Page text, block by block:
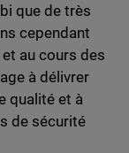
que de très
cependant
au cours des
à délivrer
qualité et à
de sécurité